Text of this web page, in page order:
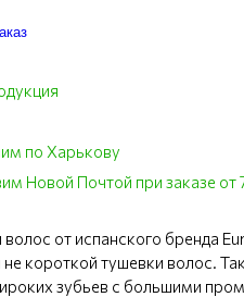
по Харькову
Новой Почтой при заказе от
от испанского бренда
не короткой тушевки волос.
зубьев с большими